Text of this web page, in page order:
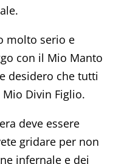
molto serio e
con il Mio Manto
desidero che tutti
Divin Figlio.
deve essere
gridare per non
infernale e dei